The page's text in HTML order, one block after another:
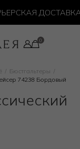
ДОСТАВКА
Бюстгальтеры
74238 Бордовый